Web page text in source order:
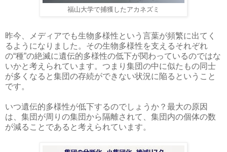
福山大学で捕獲したアカネズミ
昨今、メディアでも生物多様性という言葉が頻繁に出てく
るようになりました。その生物多様性を支えるそれぞれ
の“種”の絶滅に遺伝的多様性の低下が関わっているのではな
いかと考えられています。つまり集団の中に似たもの同士
が多くなると集団の存続ができない状況に陥るということ
です。
いつ遺伝的多様性が低下するのでしょうか？最大の原因
は、集団が周りの集団から隔離されて、集団内の個体の数
が減ることであると考えられています。